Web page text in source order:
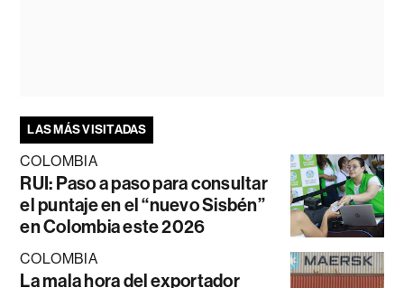
LAS MÁS VISITADAS
COLOMBIA
RUI: Paso a paso para consultar
el puntaje en el “nuevo Sisbén”
en Colombia este 2026
COLOMBIA
La mala hora del exportador